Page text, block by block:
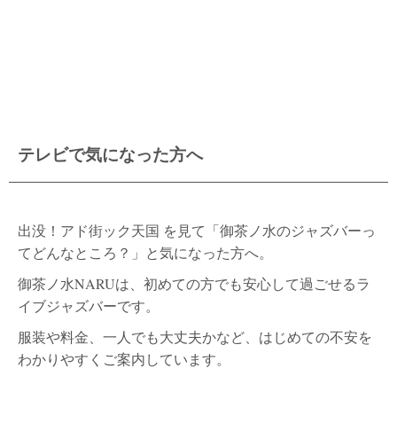
テレビで気になった方へ
出没！アド街ック天国 を見て「御茶ノ水のジャズバーっ
てどんなところ？」と気になった方へ。
御茶ノ水NARUは、初めての方でも安心して過ごせるラ
イブジャズバーです。
服装や料金、一人でも大丈夫かなど、はじめての不安を
わかりやすくご案内しています。